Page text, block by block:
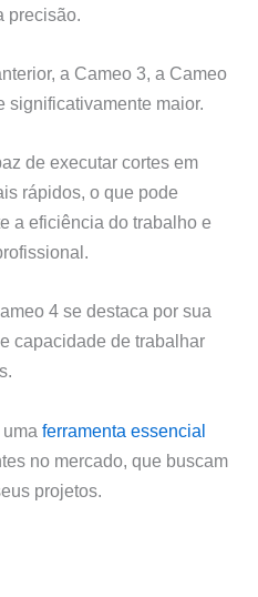
precisão.
a Cameo 3, a Cameo
significativamente maior.
de executar cortes em
rápidos, o que pode
a eficiência do trabalho e
4 se destaca por sua
capacidade de trabalhar
umaferramenta essencial
no mercado, que buscam
projetos.